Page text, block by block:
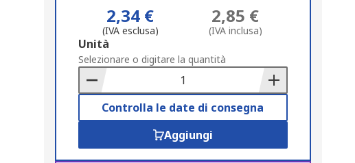
2,34 €
(IVA esclusa)
2,85 €
(IVA inclusa)
Add
to
Basket
Unità
Selezionare o digitare la quantità
Controlla le date di consegna
Aggiungi